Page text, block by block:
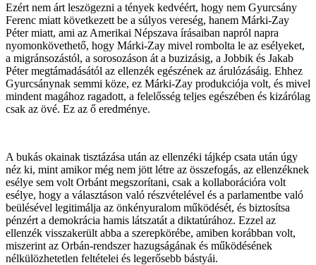
Ezért nem árt leszögezni a tények kedvéért, hogy nem Gyurcsány
Ferenc miatt következett be a súlyos vereség, hanem Márki-Zay
Péter miatt, ami az Amerikai Népszava írásaiban napról napra
nyomonkövethető, hogy Márki-Zay mivel rombolta le az esélyeket,
a migránsozástól, a sorosozáson át a buzizásig, a Jobbik és Jakab
Péter megtámadásától az ellenzék egészének az árulózásáig. Ehhez
Gyurcsánynak semmi köze, ez Márki-Zay produkciója volt, és mivel
mindent magához ragadott, a felelősség teljes egészében és kizárólag
csak az övé. Ez az ő eredménye.
A bukás okainak tisztázása után az ellenzéki tájkép csata után úgy
néz ki, mint amikor még nem jött létre az összefogás, az ellenzéknek
esélye sem volt Orbánt megszorítani, csak a kollaborációra volt
esélye, hogy a választáson való részvételével és a parlamentbe való
beülésével legitimálja az önkényuralom működését, és biztosítsa
pénzért a demokrácia hamis látszatát a diktatúrához. Ezzel az
ellenzék visszakerült abba a szerepkörébe, amiben korábban volt,
miszerint az Orbán-rendszer hazugságának és működésének
nélkülözhetetlen feltételei és legerősebb bástyái.